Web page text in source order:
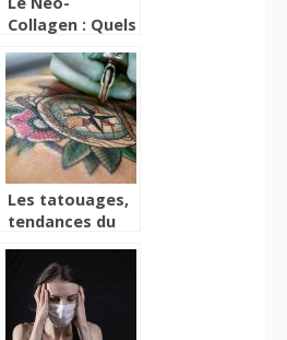
Collagen : Quels
bienfaits de ce
produit ?
Les tatouages,
tendances du
les femmes !